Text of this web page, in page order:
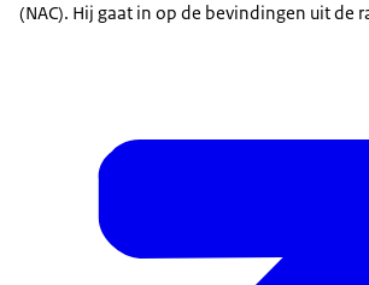
(NAC). Hij gaat in op de bevindingen uit de